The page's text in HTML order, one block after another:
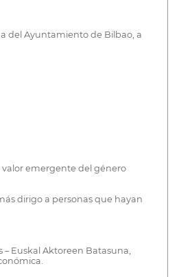
del Ayuntamiento de Bilbao, a
valor emergente del género
dirigo a personas que hayan
– Euskal Aktoreen Batasuna,